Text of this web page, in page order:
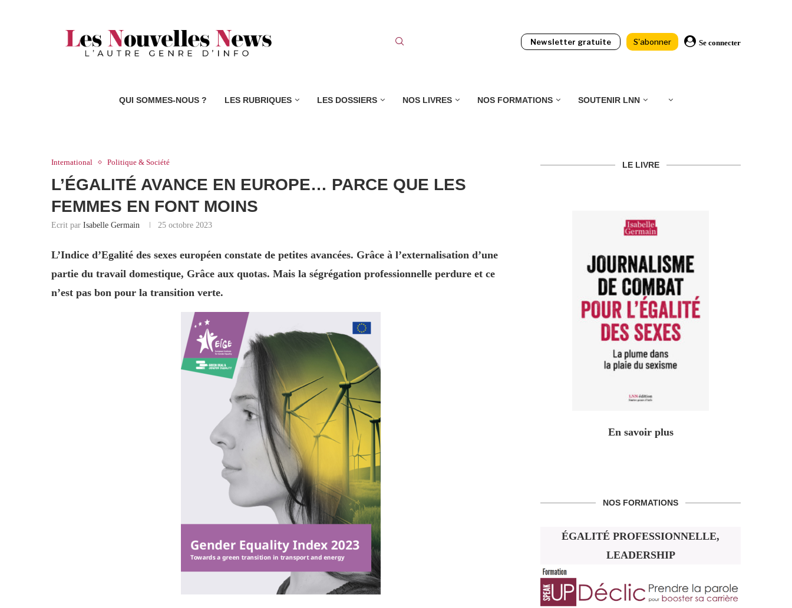
Newsletter gratuite S'abonner Se connecter
QUI SOMMES-NOUS ? LES RUBRIQUES LES DOSSIERS NOS LIVRES NOS FORMATIONS SOUTENIR LNN
International Politique & Société
L’ÉGALITÉ AVANCE EN EUROPE… PARCE QUE LES
FEMMES EN FONT MOINS
Ecrit par Isabelle Germain 25 octobre 2023
L’Indice d’Egalité des sexes européen constate de petites avancées. Grâce à l’externalisation d’une
partie du travail domestique, Grâce aux quotas. Mais la ségrégation professionnelle perdure et ce
n’est pas bon pour la transition verte.
LE LIVRE
En savoir plus
NOS FORMATIONS
ÉGALITÉ PROFESSIONNELLE,
LEADERSHIP